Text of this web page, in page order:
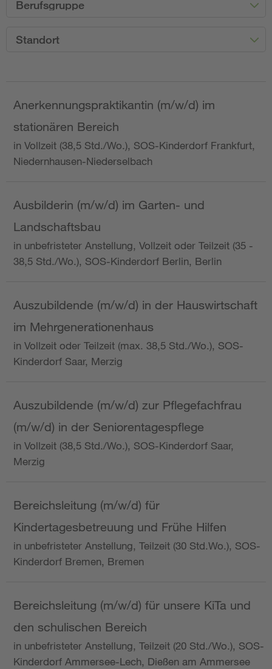
Berufsgruppe
Standort
Anerkennungspraktikantin (m/w/d) im
stationären Bereich
in Vollzeit (38,5 Std./Wo.), SOS-Kinderdorf Frankfurt,
Niedernhausen-Niederselbach
Ausbilderin (m/w/d) im Garten- und
Landschaftsbau
in unbefristeter Anstellung, Vollzeit oder Teilzeit (35 -
38,5 Std./Wo.), SOS-Kinderdorf Berlin, Berlin
Auszubildende (m/w/d) in der Hauswirtschaft
im Mehrgenerationenhaus
in Vollzeit oder Teilzeit (max. 38,5 Std./Wo.), SOS-
Kinderdorf Saar, Merzig
Auszubildende (m/w/d) zur Pflegefachfrau
(m/w/d) in der Seniorentagespflege
in Vollzeit (38,5 Std./Wo.), SOS-Kinderdorf Saar,
Merzig
Bereichsleitung (m/w/d) für
Kindertagesbetreuung und Frühe Hilfen
in unbefristeter Anstellung, Teilzeit (30 Std.Wo.), SOS-
Kinderdorf Bremen, Bremen
Bereichsleitung (m/w/d) für unsere KiTa und
den schulischen Bereich
in unbefristeter Anstellung, Teilzeit (20 Std./Wo.), SOS-
Kinderdorf Ammersee-Lech, Dießen am Ammersee